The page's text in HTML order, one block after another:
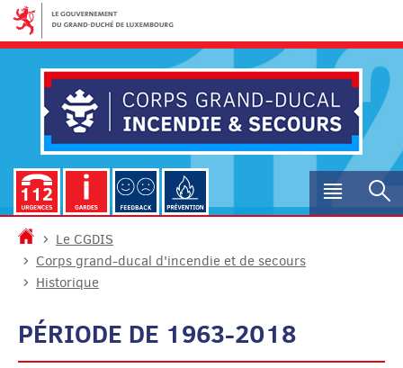
Aller
la
navigation
Aller
contenu
Menu
Accueil
Le CGDIS
Corps grand-ducal d'incendie et de secours
Historique
PÉRIODE DE 1963-2018